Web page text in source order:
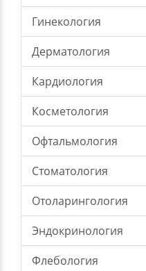
Гинекология
Дерматология
Кардиология
Косметология
Офтальмология
Стоматология
Отоларингология
Эндокринология
Флебология